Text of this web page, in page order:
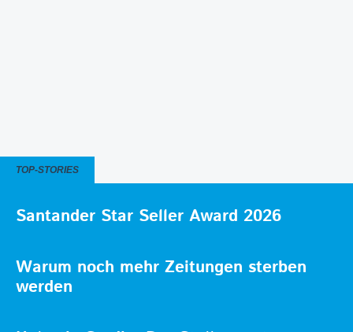
TOP-STORIES
Santander Star Seller Award 2026
Warum noch mehr Zeitungen sterben
werden